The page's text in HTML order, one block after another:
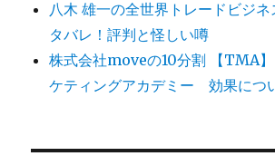
八木 雄一の全世界トレードビジ
タバレ！評判と怪しい噂
株式会社moveの10分割 【TMA
ケティングアカデミー 効果につ